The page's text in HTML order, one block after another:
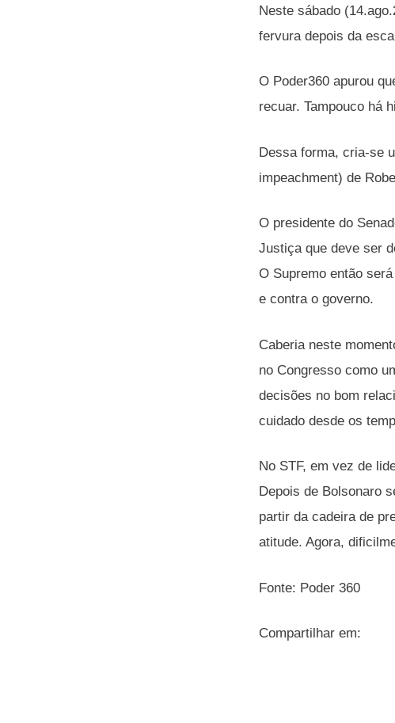
Neste sábado
fervura depois da
O Poder360 apurou
recuar. Tampouco há
Dessa forma, cria-se
impeachment) de
O presidente do
Justiça que deve ser
O Supremo então
e contra o governo.
Caberia neste
no Congresso como
decisões no bom
cuidado desde os
No STF, em vez de
Depois de Bolsonaro
partir da cadeira de
atitude. Agora,
Fonte: Poder 360
Compartilhar em: